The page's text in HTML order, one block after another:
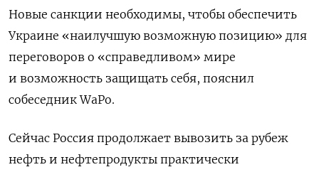
Новые санкции необходимы, чтобы обеспечить
Украине «наилучшую возможную позицию» для
переговоров о «справедливом» мире
и возможность защищать себя, пояснил
собеседник WaPo.
Сейчас Россия продолжает вывозить за рубеж
нефть и нефтепродукты практически